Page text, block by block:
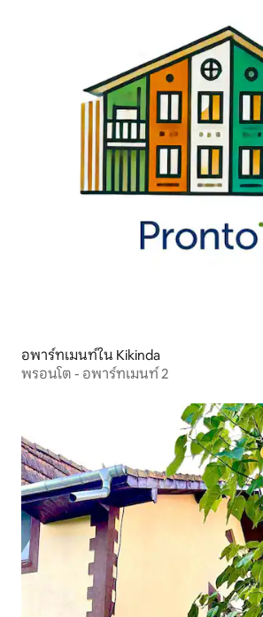
อพาร์ทเมนท์ใน Kikinda
พรอนโต - อพาร์ทเมนท์ 2